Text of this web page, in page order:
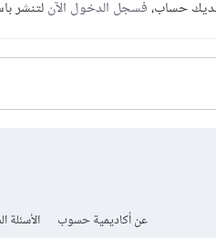
حساب،فسجل الدخول الآنلتنشر
عن أكاديمية حسوب الأسئلة